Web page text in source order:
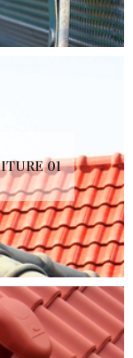
01